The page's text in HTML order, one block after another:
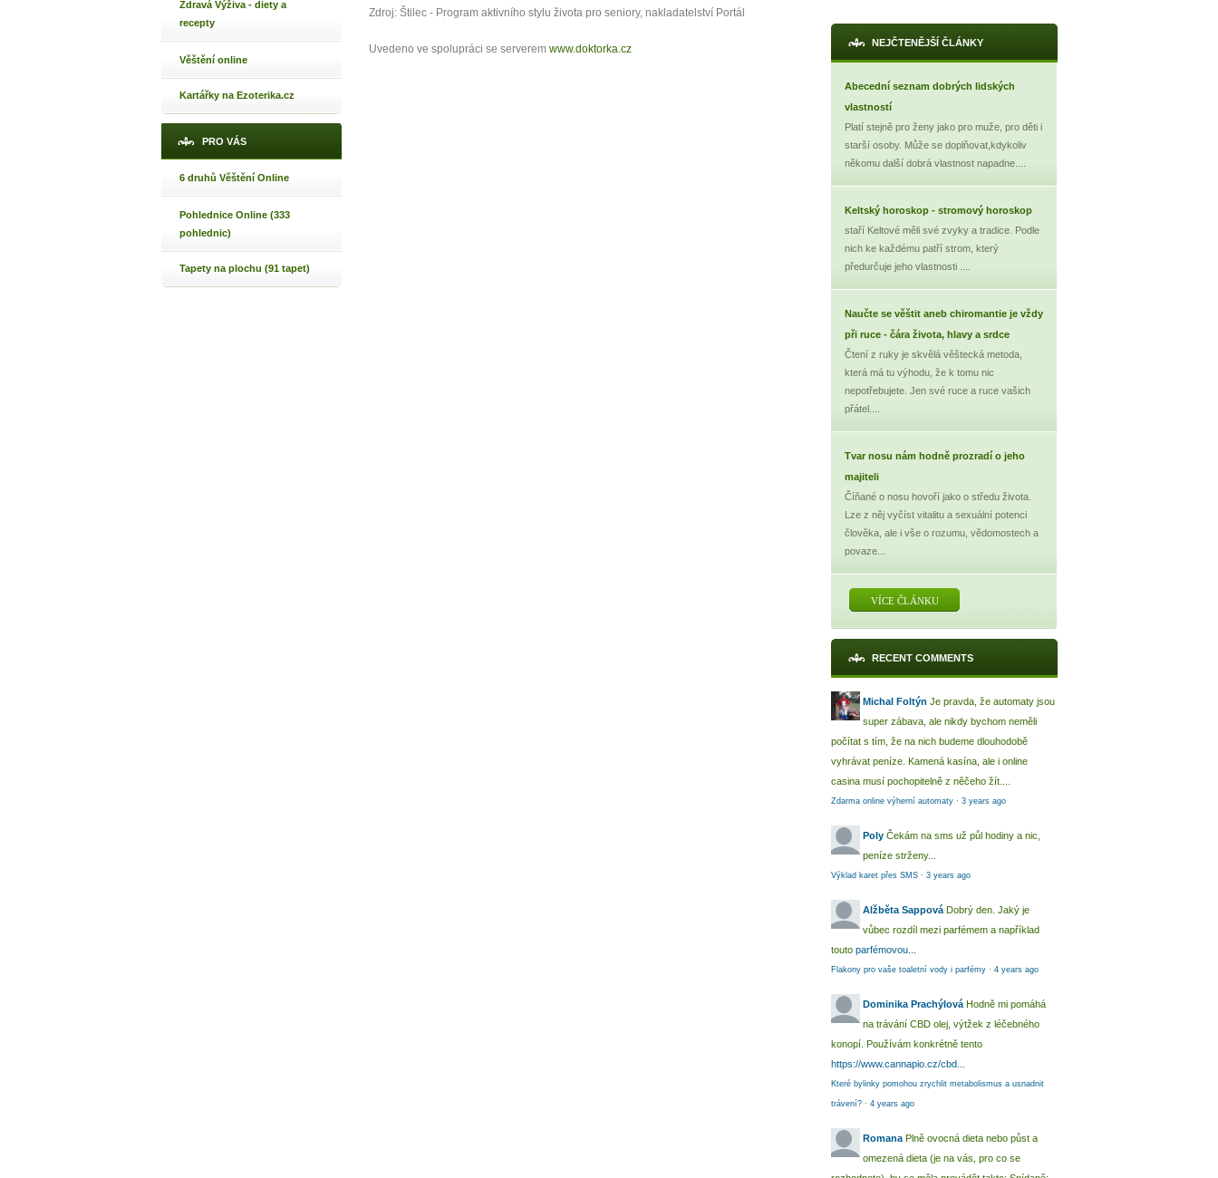
Zdravá Výživa - diety a
recepty
Věštění online
Kartářky na Ezoterika.cz
PRO VÁS
6 druhů Věštění Online
Pohlednice Online (333
pohlednic)
Tapety na plochu (91 tapet)
Zdroj: Štilec - Program aktivního stylu života pro seniory, nakladatelství Portál
Uvedeno ve spolupráci se serverem www.doktorka.cz
NEJČTENĚJŠÍ ČLÁNKY
Abecední seznam dobrých lidských
vlastností
Platí stejně pro ženy jako pro muže, pro děti i
starší osoby. Může se doplňovat,kdykoliv
někomu další dobrá vlastnost napadne....
Keltský horoskop - stromový horoskop
staří Keltové měli své zvyky a tradice. Podle
nich ke každému patří strom, který
předurčuje jeho vlastnosti ....
Naučte se věštit aneb chiromantie je vždy
při ruce - čára života, hlavy a srdce
Čtení z ruky je skvělá věštecká metoda,
která má tu výhodu, že k tomu nic
nepotřebujete. Jen své ruce a ruce vašich
přátel....
Tvar nosu nám hodně prozradí o jeho
majiteli
Číňané o nosu hovoří jako o středu života.
Lze z něj vyčíst vitalitu a sexuální potenci
člověka, ale i vše o rozumu, vědomostech a
povaze...
VÍCE ČLÁNKU
RECENT COMMENTS
Michal Foltýn Je pravda, že automaty jsou
super zábava, ale nikdy bychom neměli
počítat s tím, že na nich budeme dlouhodobě
vyhrávat peníze. Kamená kasína, ale i online
casina musí pochopitelně z něčeho žít....
Zdarma online výherní automaty · 3 years ago
Poly Čekám na sms už půl hodiny a nic,
peníze strženy...
Výklad karet přes SMS · 3 years ago
Alžběta Sappová Dobrý den. Jaký je
vůbec rozdíl mezi parfémem a například
touto parfémovou...
Flakony pro vaše toaletní vody i parfémy · 4 years ago
Dominika Prachýlová Hodně mi pomáhá
na trávání CBD olej, výtžek z léčebného
konopí. Používám konkrétně tento
https://www.cannapio.cz/cbd...
Které bylinky pomohou zrychlit metabolismus a usnadnit
trávení? · 4 years ago
Romana Plně ovocná dieta nebo půst a
omezená dieta (je na vás, pro co se